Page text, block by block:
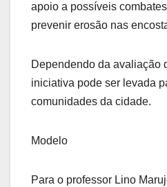
apoio a possíveis
prevenir erosão nas
Dependendo da avaliação
iniciativa pode ser levada
comunidades da cidade.
Modelo
Para o professor Lino